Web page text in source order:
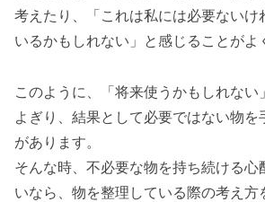
考えたり、「これは私には必要ないけ
いるかもしれない」と感じることがよ
このように、「将来使うかもしれない
よぎり、結果として必要ではない物を
があります。
そんな時、不必要な物を持ち続ける心
いなら、物を整理している際の考え方